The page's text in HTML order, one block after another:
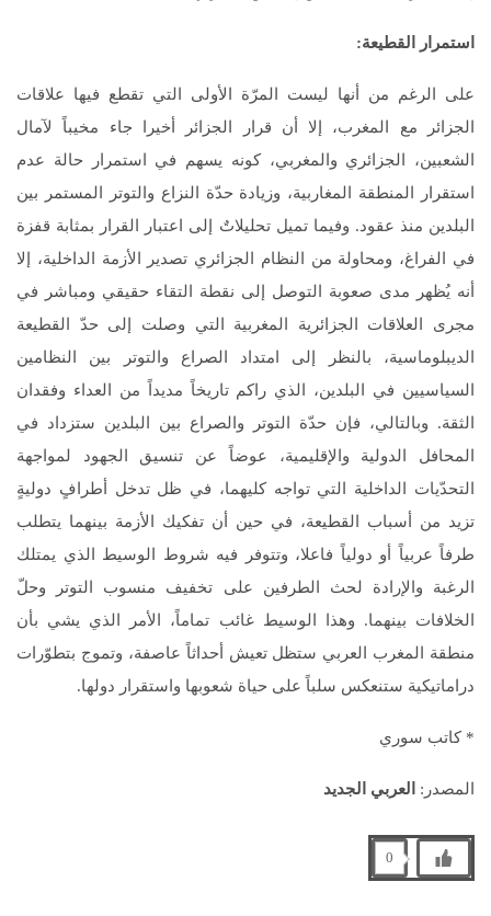
استمرار القطيعة:
على الرغم من أنها ليست المرّة الأولى التي تقطع فيها علاقات
الجزائر مع المغرب، إلا أن قرار الجزائر أخيرا جاء مخيباً لآمال
الشعبين، الجزائري والمغربي، كونه يسهم في استمرار حالة عدم
استقرار المنطقة المغاربية، وزيادة حدّة النزاع والتوتر المستمر بين
البلدين منذ عقود. وفيما تميل تحليلاتٌ إلى اعتبار القرار بمثابة قفزة
في الفراغ، ومحاولة من النظام الجزائري تصدير الأزمة الداخلية، إلا
أنه يُظهر مدى صعوبة التوصل إلى نقطة التقاء حقيقي ومباشر في
مجرى العلاقات الجزائرية المغربية التي وصلت إلى حدّ القطيعة
الديبلوماسية، بالنظر إلى امتداد الصراع والتوتر بين النظامين
السياسيين في البلدين، الذي راكم تاريخاً مديداً من العداء وفقدان
الثقة. وبالتالي، فإن حدّة التوتر والصراع بين البلدين ستزداد في
المحافل الدولية والإقليمية، عوضاً عن تنسيق الجهود لمواجهة
التحدّيات الداخلية التي تواجه كليهما، في ظل تدخل أطرافٍ دوليةٍ
تزيد من أسباب القطيعة، في حين أن تفكيك الأزمة بينهما يتطلب
طرفاً عربياً أو دولياً فاعلا، وتتوفر فيه شروط الوسيط الذي يمتلك
الرغبة والإرادة لحث الطرفين على تخفيف منسوب التوتر وحلّ
الخلافات بينهما. وهذا الوسيط غائب تماماً، الأمر الذي يشي بأن
منطقة المغرب العربي ستظل تعيش أحداثاً عاصفة، وتموج بتطوّرات
دراماتيكية ستنعكس سلباً على حياة شعوبها واستقرار دولها.
* كاتب سوري
المصدر: العربي الجديد
0